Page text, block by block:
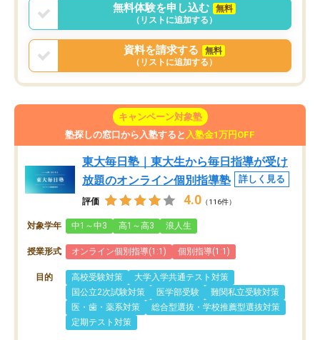
無料体験を申し込む
無料
（リストに追加する）
資料を請求する
無料
（リストに追加する）
キャンペーン対象塾
塾探しの窓口から入塾すると 入塾金1万円OFF
東大毎日塾｜東大生から毎日指導が受け
放題のオンライン個別指導塾
詳しく見る
評価 4.0 （116件）
対象学年 中1～中3 高1～高3 浪人生
授業形式 オンライン個別指導(1:1) 個別指導(1:1)
目的 高校受験対策
大学入学共通テスト対策
国公立2次試験対策
医学部受験
難関私立受験対策
医・歯・薬系対策
総合型選抜・学校推薦型選抜対策
定期テスト対策